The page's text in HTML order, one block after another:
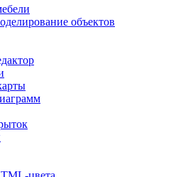
объектов